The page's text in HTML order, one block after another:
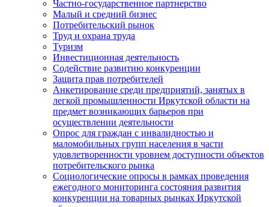
Частно-государственное партнерство
Малый и средний бизнес
Потребительский рынок
Труд и охрана труда
Туризм
Инвестиционная деятельность
Содействие развитию конкуренции
Защита прав потребителей
Анкетирование среди предприятий, занятых в
легкой промышленности Иркутской области на
предмет возникающих барьеров при
осуществлении деятельности
Опрос для граждан с инвалидностью и
маломобильных групп населения в части
удовлетворенности уровнем доступности объектов
потребительского рынка
Социологические опросы в рамках проведения
ежегодного мониторинга состояния развития
конкуренции на товарных рынках Иркутской